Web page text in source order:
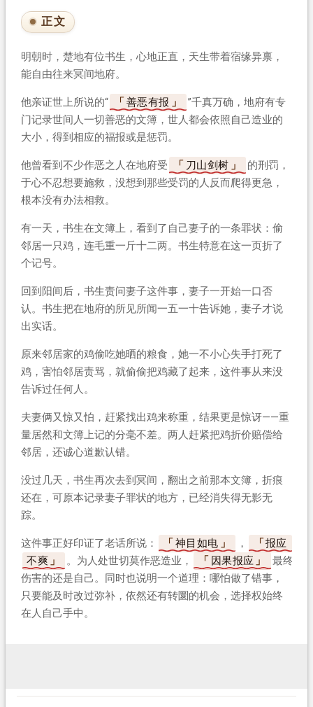
正文
明朝时，楚地有位书生，心地正直，天生带着宿缘异禀，
能自由往来冥间地府。
他亲证世上所说的“ 善恶有报
”千真万确，地府有专
门记录世间人一切善恶的文簿，世人都会依照自己造业的
大小，得到相应的福报或是惩罚。
他曾看到不少作恶之人在地府受 刀山剑树
的刑罚，
于心不忍想要施救，没想到那些受罚的人反而爬得更急，
根本没有办法相救。
有一天，书生在文簿上，看到了自己妻子的一条罪状：偷
邻居一只鸡，连毛重一斤十二两。书生特意在这一页折了
个记号。
回到阳间后，书生责问妻子这件事，妻子一开始一口否
认。书生把在地府的所见所闻一五一十告诉她，妻子才说
出实话。
原来邻居家的鸡偷吃她晒的粮食，她一不小心失手打死了
鸡，害怕邻居责骂，就偷偷把鸡藏了起来，这件事从来没
告诉过任何人。
夫妻俩又惊又怕，赶紧找出鸡来称重，结果更是惊讶——重
量居然和文簿上记的分毫不差。两人赶紧把鸡折价赔偿给
邻居，还诚心道歉认错。
没过几天，书生再次去到冥间，翻出之前那本文簿，折痕
还在，可原本记录妻子罪状的地方，已经消失得无影无
踪。
这件事正好印证了老话所说： 神目如电 ，
报应
不爽
。为人处世切莫作恶造业， 因果报应
最终
伤害的还是自己。同时也说明一个道理：哪怕做了错事，
只要能及时改过弥补，依然还有转圜的机会，选择权始终
在人自己手中。